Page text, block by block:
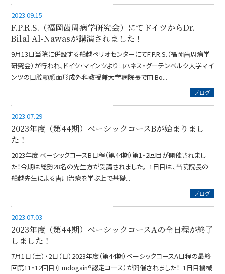
2023.09.15
F.P.R.S.（福岡歯周病学研究会）にてドイツからDr.
Bilal Al-Nawasが講演されました！
9月13日当院に併設する船越ペリオセンターにてF.P.R.S.（福岡歯周病学
研究会）が行われ、ドイツ・マインツよりヨハネス・グーテンベルク大学マイ
ンツの口腔顎顔面形成外科教授兼大学病院長でITI Bo...
ブログ
2023.07.29
2023年度（第44期）ベーシックコースBが始まりまし
た！
2023年度 ベーシックコースB日程（第44期）第1・2回目が開催されまし
た！今期は総勢28名の先生方が受講されました。 1日目は、当院院長の
船越先生による歯周治療を学ぶ上で基礎...
ブログ
2023.07.03
2023年度（第44期）ベーシックコースAの全日程が終了
しました！
7月1日（土）・2日（日）2023年度（第44期）ベーシックコースA日程の最終
回第11・12回目（Emdogain®認定コース）が開催されました！ 1日目機械